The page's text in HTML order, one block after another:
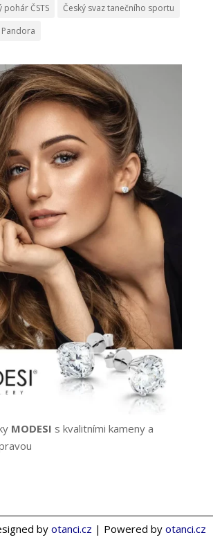
ČSTS
Český svaz tanečního sportu
MODESI s kvalitními kameny a
by otanci.cz| Powered by otanci.cz